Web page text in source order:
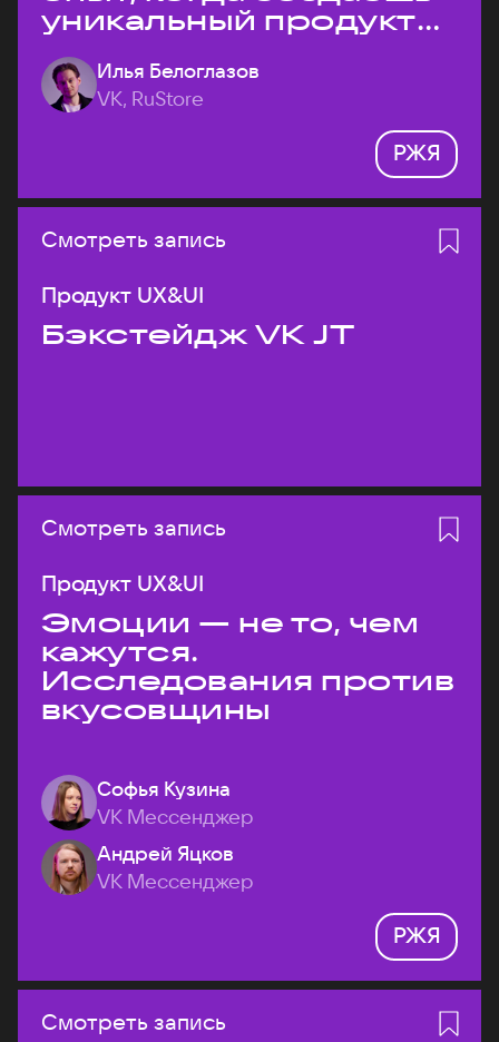
уникальный продукт
на рынке?
Илья Белоглазов
VK, RuStore
РЖЯ
Смотреть запись
Продукт UX&UI
Бэкстейдж VK JT
Смотреть запись
Продукт UX&UI
Эмоции — не то, чем
кажутся.
Исследования против
вкусовщины
Софья Кузина
VK Мессенджер
Андрей Яцков
VK Мессенджер
РЖЯ
Смотреть запись